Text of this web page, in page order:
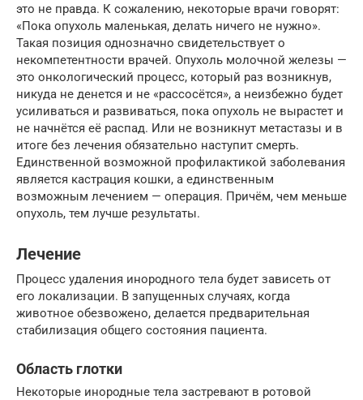
это не правда. К сожалению, некоторые врачи говорят:
«Пока опухоль маленькая, делать ничего не нужно».
Такая позиция однозначно свидетельствует о
некомпетентности врачей. Опухоль молочной железы —
это онкологический процесс, который раз возникнув,
никуда не денется и не «рассосётся», а неизбежно будет
усиливаться и развиваться, пока опухоль не вырастет и
не начнётся её распад. Или не возникнут метастазы и в
итоге без лечения обязательно наступит смерть.
Единственной возможной профилактикой заболевания
является кастрация кошки, а единственным
возможным лечением — операция. Причём, чем меньше
опухоль, тем лучше результаты.
Лечение
Процесс удаления инородного тела будет зависеть от
его локализации. В запущенных случаях, когда
животное обезвожено, делается предварительная
стабилизация общего состояния пациента.
Область глотки
Некоторые инородные тела застревают в ротовой